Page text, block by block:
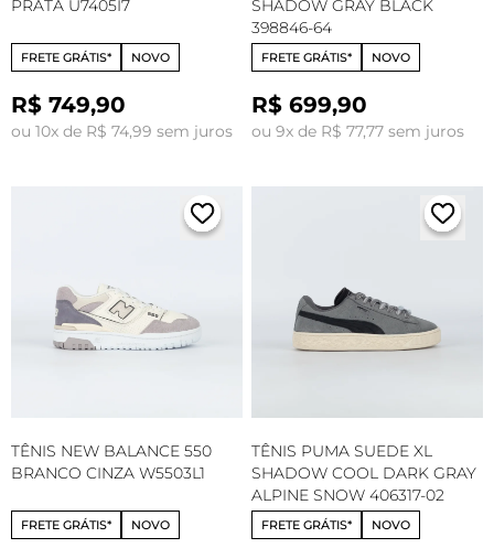
PRATA U7405I7
FRETE GRÁTIS* NOVO
R$ 749,90
ou 10x de R$ 74,99 sem juros
SHADOW GRAY BLACK
398846-64
FRETE GRÁTIS* NOVO
R$ 699,90
ou 9x de R$ 77,77 sem juros
TÊNIS NEW BALANCE 550
BRANCO CINZA W5503L1
FRETE GRÁTIS* NOVO
TÊNIS PUMA SUEDE XL
SHADOW COOL DARK GRAY
ALPINE SNOW 406317-02
FRETE GRÁTIS* NOVO